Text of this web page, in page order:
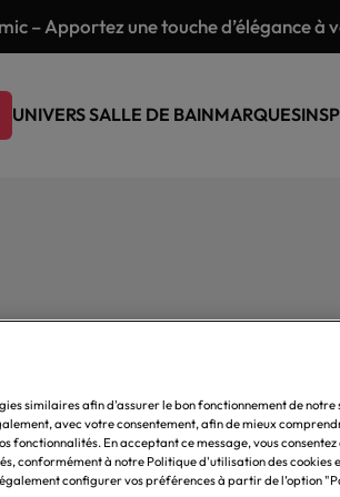
– Apportez une touche d’élégance à
UNIVERS SALLE DE BAINMARQUES
similaires afin d'assurer le bon fonctionnement de notre
avec votre consentement, afin de mieux
fonctionnalités. En acceptant ce message, vous
conformément à notre Politique d'utilisation des cookies
configurer vos préférences à partir de l’option